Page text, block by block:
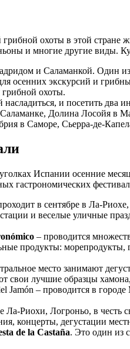
охоты в этой стране
и многие другие виды.
и Саламанкой. Один
осенних экскурсий и
грибной охоты.
и посетить два
Долина Лосойя в
в Саморе, Сьерра-де-
Испании осенние
гастрономических
в сентябре в Ла-
и веселые уличные
– проводится
продукты:
место занимают
лучшие образцы
– проводится в городе
Ла-Риохи, Логроньо, в честь
концерты, дегустации
de la Castaña. Это один из